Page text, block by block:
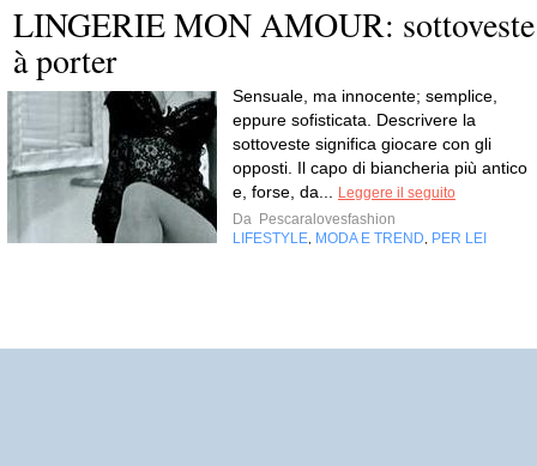
LINGERIE MON AMOUR: sottoveste
à porter
Sensuale, ma innocente; semplice,
eppure sofisticata. Descrivere la
sottoveste significa giocare con gli
opposti. Il capo di biancheria più antico
e, forse, da...
Leggere il seguito
Da Pescaralovesfashion
LIFESTYLE MODA E TREND PER LEI